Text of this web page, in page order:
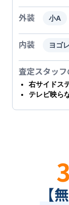
外装 小A
内装 ヨゴレ
査定スタッ
右サイドス
テレビ映ら
【